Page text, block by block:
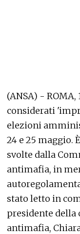
(ANSA) -
considerati
elezioni
24 e 25 maggio.
svolte dalla
antimafia, in
stato letto in
presidente
antimafia,